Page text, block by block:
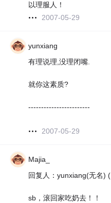
以理服人！
2007-05-29
yunxiang
有理说理,没理闭嘴.
就你这素质?
------------------------
2007-05-29
Majia_
回复人：yunxiang(无名)
sb，滚回家吃奶去！！